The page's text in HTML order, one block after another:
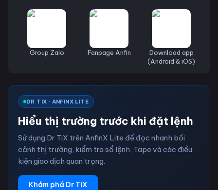
Group Zalo Fanpage Anfin
Download app
(Android & iOS)
DR TIX · ANFINX LITE
Hiểu thị trường trước khi đặt lệnh
Sử dụng Dr TiX trên AnfinX Lite để đọc nhanh bối
cảnh thị trường, kiểm tra sổ lệnh, Tape và các điều
kiện giao dịch quan trọng.
Khám phá Dr TiX